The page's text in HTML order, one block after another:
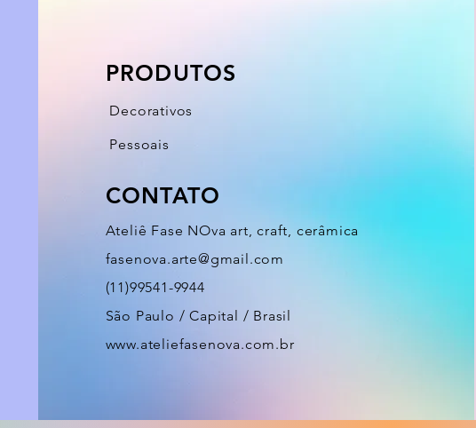
PRODUTOS
Decorativos
Pessoais
CONTATO
Ateliê Fase NOva art, craft, cerâmica
fasenova.arte@gmail.com
(11)99541-9944
São Paulo / Capital / Brasil
www.ateliefasenova.com.br